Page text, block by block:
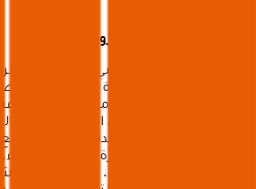
يجوز لنا الاستعانة بمقدمي خدمات من
الخدمات الفنية والتجارية ومستشاري
القانوني. قد يشمل ذلك موفري
توصيل المحتوى للتخزين المؤقت وتوفير
والتحليلات، ومقدمي الخدمات للتعامل
الدعم، وتوفير أنظمة إدارة علاقات
الإخبارية/البريد الإلكتروني، ومنع البريد